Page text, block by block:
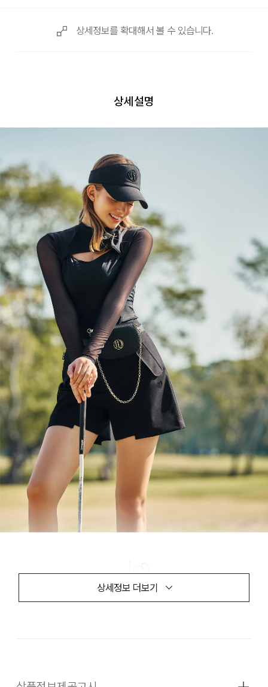
상세정보를 확대해서 볼 수 있습니다.
상세정보 더보기
상세설명